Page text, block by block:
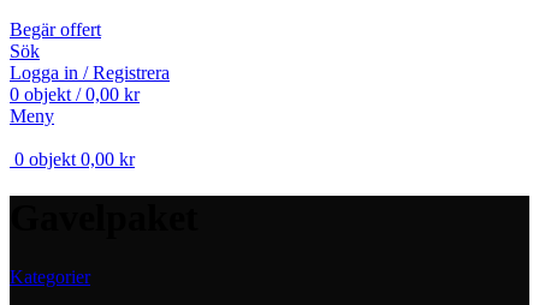
Begär offert
Sök
Logga in / Registrera
0 objekt / 0,00 kr
Meny
0 objekt 0,00 kr
Kategorier